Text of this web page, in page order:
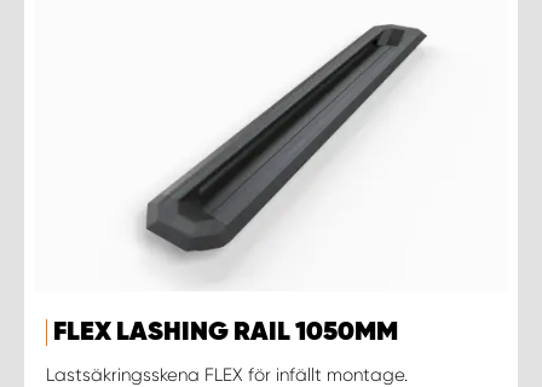
FLEX LASHING RAIL 1050MM
Lastsäkringsskena FLEX för infällt montage.